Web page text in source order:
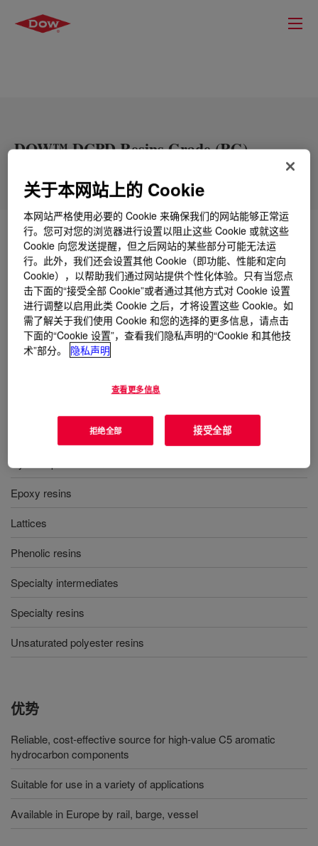
DOW™ DCPD Resins Grade (RG)
什么是DOW™ DCPD Resins Grade (RG)?
Dicyclopentadiene or DCPD (CAS 68526-56-7) is the
dimer of cyclopentadiene (CPD) formed by a Diels-
Alder addition reaction. Contains 73% - 83% Endo-
DCPD
Aromatic hydrocarbon resins
Epoxy resins
Lattices
Phenolic resins
Specialty intermediates
Specialty resins
Unsaturated polyester resins
优势
Reliable, cost-effective source for high-value C5 aromatic
hydrocarbon components
Suitable for use in a variety of applications
Available in Europe by rail, barge, vessel
关于本网站上的 Cookie
本网站严格使用必要的 Cookie 来确保我们的网站能够正常运
行。您可对您的浏览器进行设置以阻止这些 Cookie 或就这些
Cookie 向您发送提醒，但之后网站的某些部分可能无法运
行。此外，我们还会设置其他 Cookie（即功能、性能和定向
Cookie），以帮助我们通过网站提供个性化体验。只有当您点
击下面的“接受全部 Cookie”或者通过其他方式对 Cookie 设置
进行调整以启用此类 Cookie 之后，才将设置这些 Cookie。如
需了解关于我们使用 Cookie 和您的选择的更多信息，请点击
下面的“Cookie 设置”，查看我们隐私声明的“Cookie 和其他技
术”部分。
隐私声明
查看更多信息
拒绝全部 接受全部